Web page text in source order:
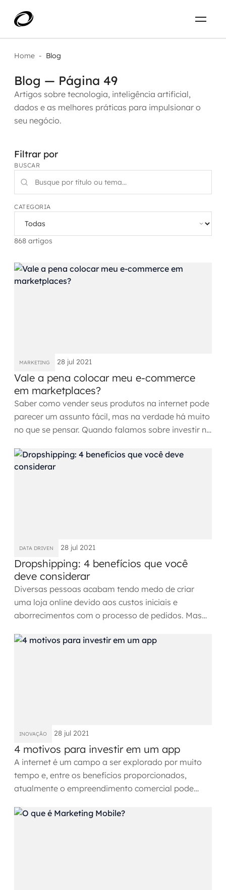
O que resolvemos
Aplicar IA com impacto real
IA Generativa
Agentes de IA
Aceleradores de IA
Automação inteligente
RPA e hiperautomação
Data Platforms
Business Intelligence
Governança de dados
Arquitetura de soluções
Migração para Cloud
Transformação digital
Suporte a banco de dados
FinOps
Gestão de infraestrutura
Projetos
Carreira
PT-BR
ENTRE EM CONTATO
Home - Blog
Blog — Página 49
Artigos sobre tecnologia, inteligência artificial,
dados e as melhores práticas para impulsionar o
seu negócio.
Filtrar por
BUSCAR
CATEGORIA
868 artigos
MARKETING 28 jul 2021
Vale a pena colocar meu e-commerce
em marketplaces?
Saber como vender seus produtos na internet pode
parecer um assunto fácil, mas na verdade há muito
no que se pensar. Quando falamos sobre investir na
DATA DRIVEN 28 jul 2021
Dropshipping: 4 benefícios que você
deve considerar
Diversas pessoas acabam tendo medo de criar
uma loja online devido aos custos iniciais e
aborrecimentos com o processo de pedidos. Mas
INOVAÇÃO 28 jul 2021
4 motivos para investir em um app
A internet é um campo a ser explorado por muito
tempo e, entre os benefícios proporcionados,
atualmente o empreendimento comercial pode